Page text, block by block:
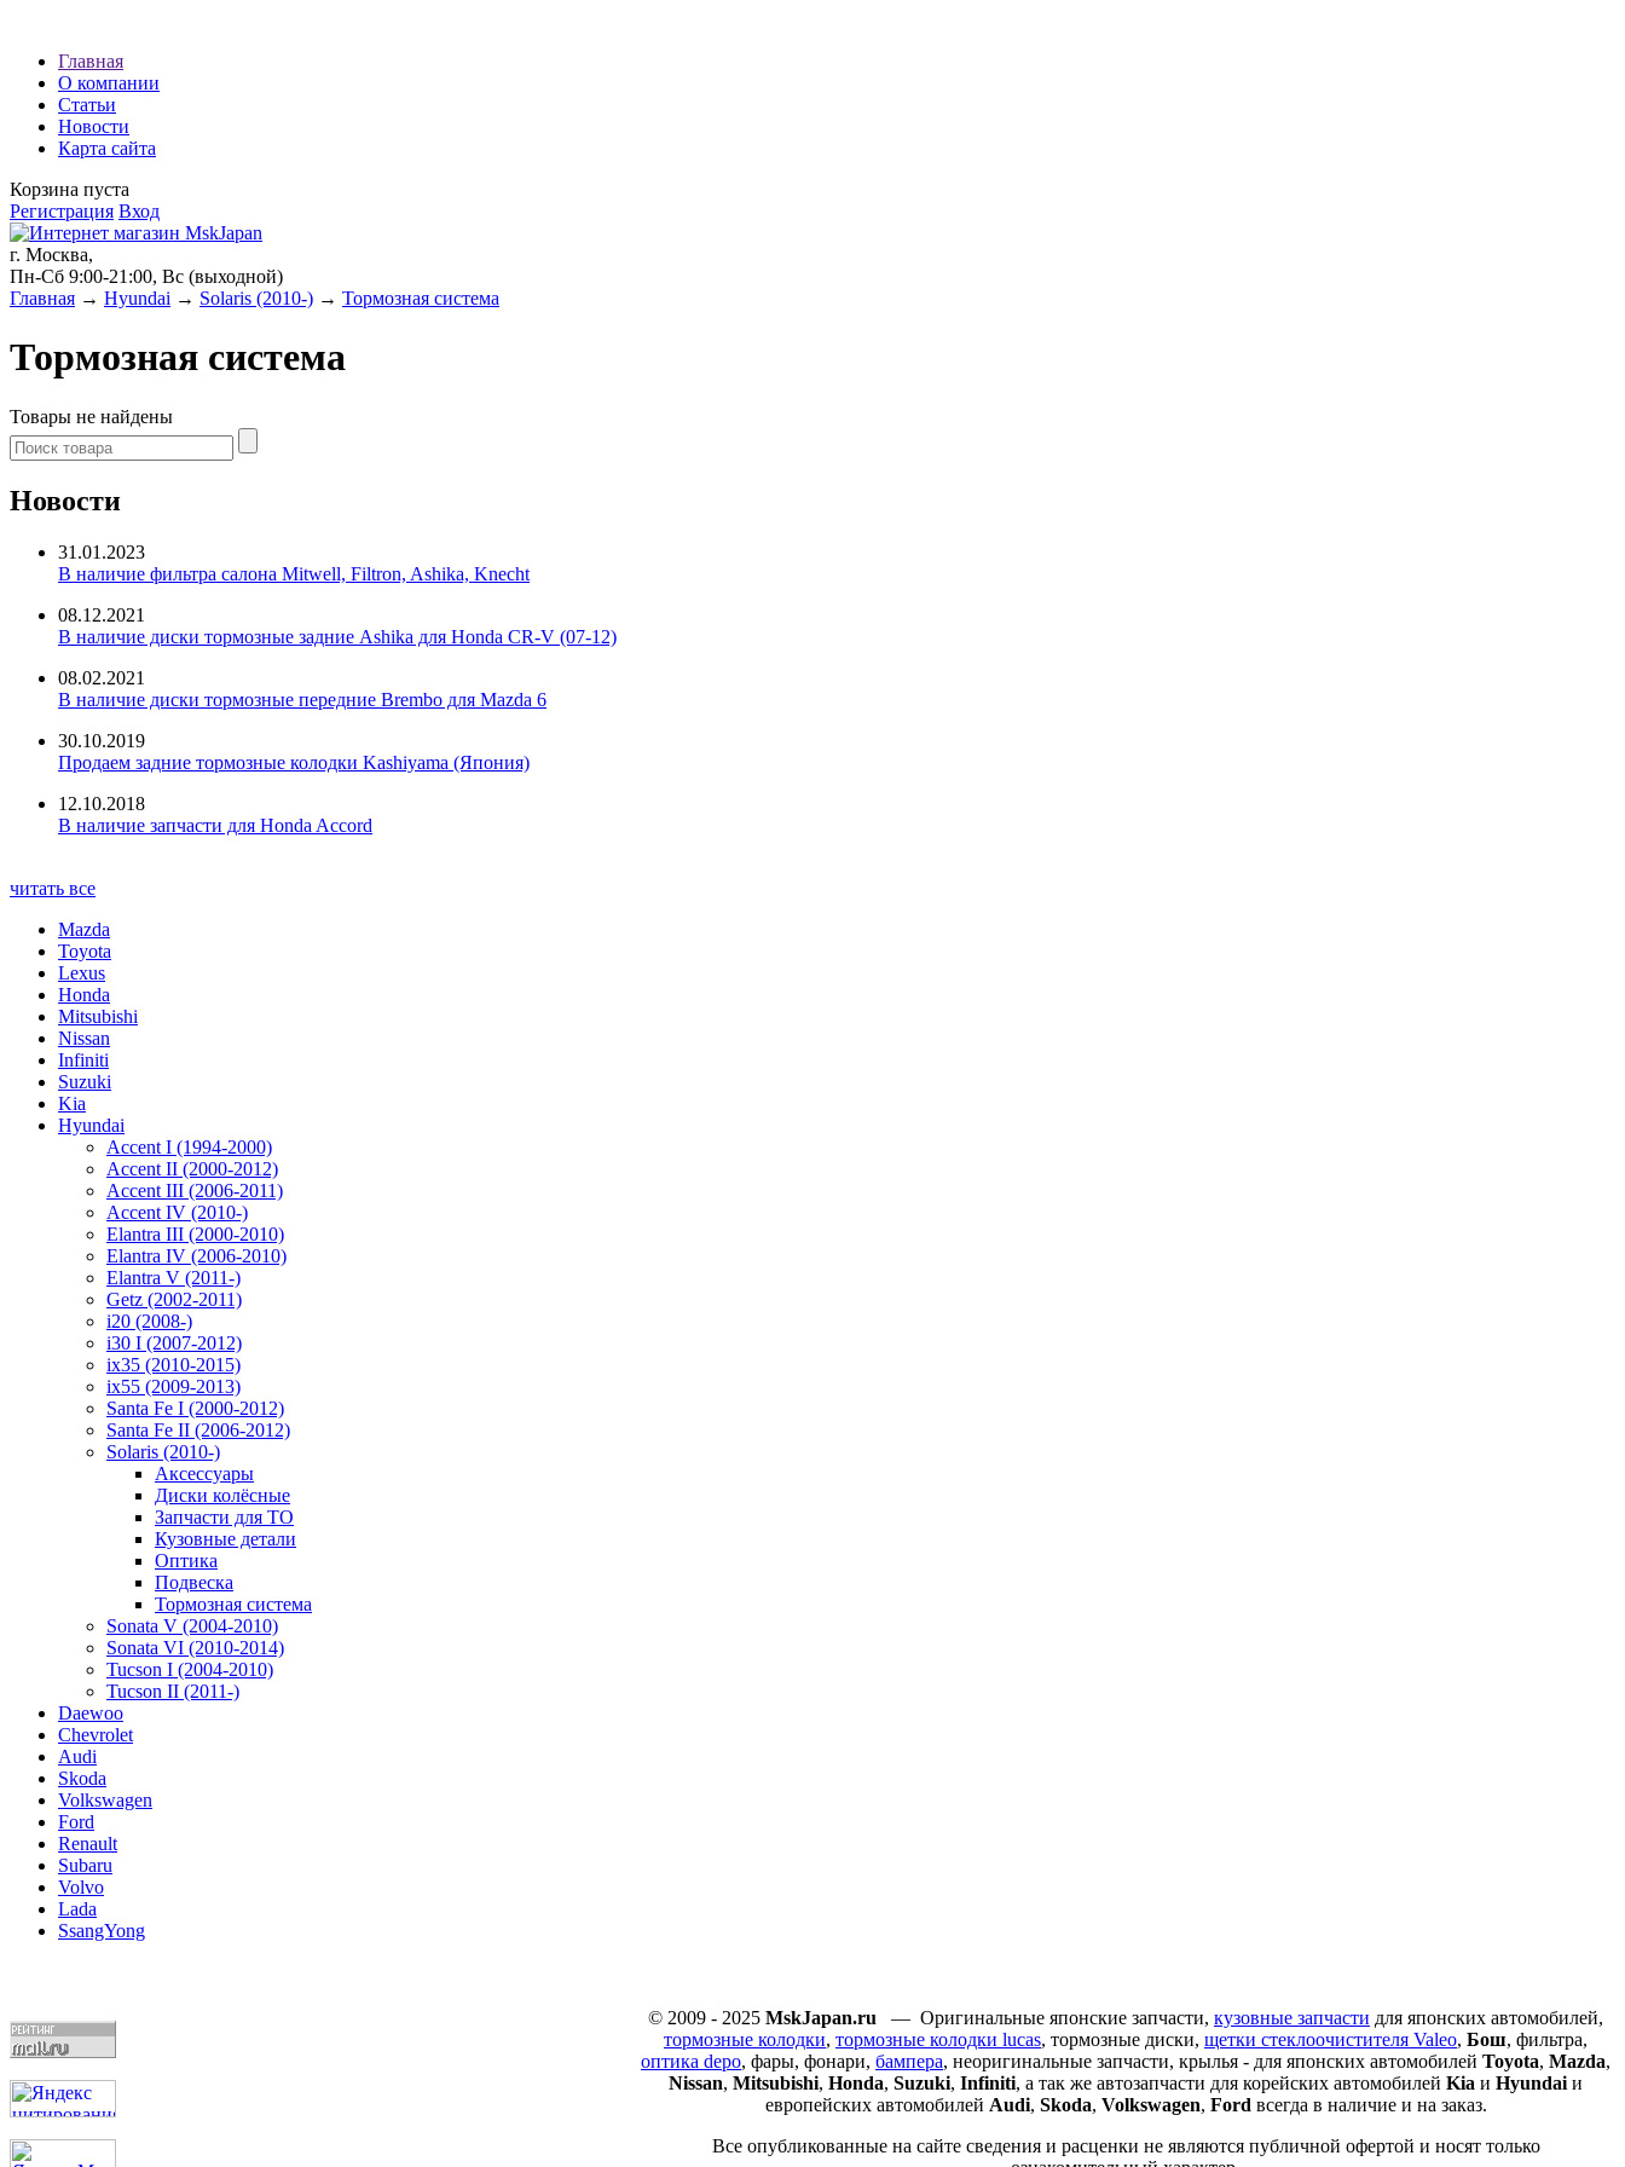
экспресс займы
Главная
О компании
Статьи
Новости
Карта сайта
Корзина пуста
Регистрация Вход
г. Москва,
Пн-Сб 9:00-21:00, Вс (выходной)
Главная → Hyundai → Solaris (2010-) → Тормозная система
Тормозная система
Товары не найдены
Новости
31.01.2023
В наличие фильтра салона Mitwell, Filtron, Ashika, Knecht
08.12.2021
В наличие диски тормозные задние Ashika для Honda CR-V (07-12)
08.02.2021
В наличие диски тормозные передние Brembo для Mazda 6
30.10.2019
Продаем задние тормозные колодки Kashiyama (Япония)
12.10.2018
В наличие запчасти для Honda Accord
читать все
Mazda
Toyota
Lexus
Honda
Mitsubishi
Nissan
Infiniti
Suzuki
Kia
Hyundai
Accent I (1994-2000)
Accent II (2000-2012)
Accent III (2006-2011)
Accent IV (2010-)
Elantra III (2000-2010)
Elantra IV (2006-2010)
Elantra V (2011-)
Getz (2002-2011)
i20 (2008-)
i30 I (2007-2012)
ix35 (2010-2015)
ix55 (2009-2013)
Santa Fe I (2000-2012)
Santa Fe II (2006-2012)
Solaris (2010-)
Аксессуары
Диски колёсные
Запчасти для ТО
Кузовные детали
Оптика
Подвеска
Тормозная система
Sonata V (2004-2010)
Sonata VI (2010-2014)
Tucson I (2004-2010)
Tucson II (2011-)
Daewoo
Chevrolet
Audi
Skoda
Volkswagen
Ford
Renault
Subaru
Volvo
Lada
SsangYong
© 2009 - 2025 MskJapan.ru — Оригинальные японские запчасти, кузовные запчасти для японских автомобилей,
тормозные колодки, тормозные колодки lucas, тормозные диски, щетки стеклоочистителя Valeo, Бош, фильтра,
оптика depo, фары, фонари, бампера, неоригинальные запчасти, крылья - для японских автомобилей Toyota, Mazda,
Nissan, Mitsubishi, Honda, Suzuki, Infiniti, а так же автозапчасти для корейских автомобилей Kia и Hyundai и
европейских автомобилей Audi, Skoda, Volkswagen, Ford всегда в наличие и на заказ.
Все опубликованные на сайте сведения и расценки не являются публичной офертой и носят только